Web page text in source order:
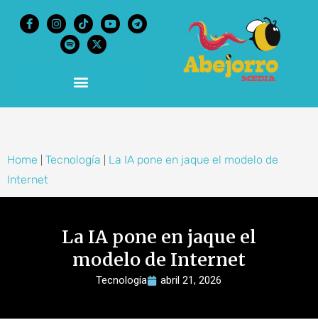
Home Tecnología
La IA pone en jaque el modelo de
Internet
La IA pone en jaque el
modelo de Internet
Tecnología abril 21, 2026